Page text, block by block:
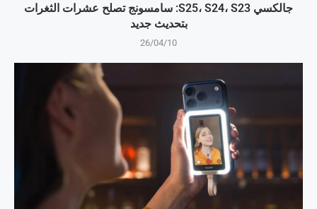
جالكسي S25، S24، S23: سامسونج تصلح عشرات الثغرات
بتحديث جديد
26/04/10